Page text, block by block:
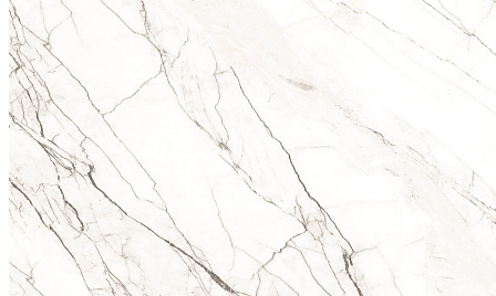
Почему метраж округляется в большую сторону?
Плитка продается поштучно
(покомплектно), поэтому происходит округление метража плитки.
Всего:
2 160.00 ₽
Купить
Купить в 1 клик
Характеристики
Инструкции по монтажу